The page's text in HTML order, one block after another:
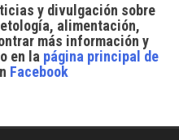
y divulgación sobre
alimentación,
más información y
en la página principal de
Facebook